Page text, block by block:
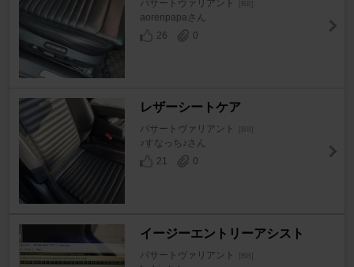
パサートヴァリアント [B8]
aorenpapaさん
26
0
レザーシートケア
パサートヴァリアント [B8]
♪すなっち♪さん
21
0
イージーエントリーアシスト
パサートヴァリアント [B8]